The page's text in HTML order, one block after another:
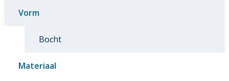
Vorm
Bocht
Materiaal